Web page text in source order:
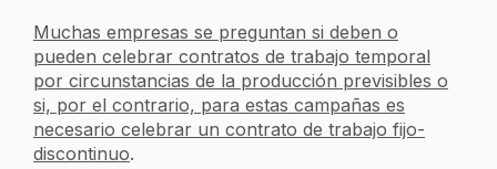
Muchas empresas se preguntan si deben o
pueden celebrar contratos de trabajo temporal
por circunstancias de la producción previsibles o
si, por el contrario, para estas campañas es
necesario celebrar un contrato de trabajo fijo-
discontinuo.